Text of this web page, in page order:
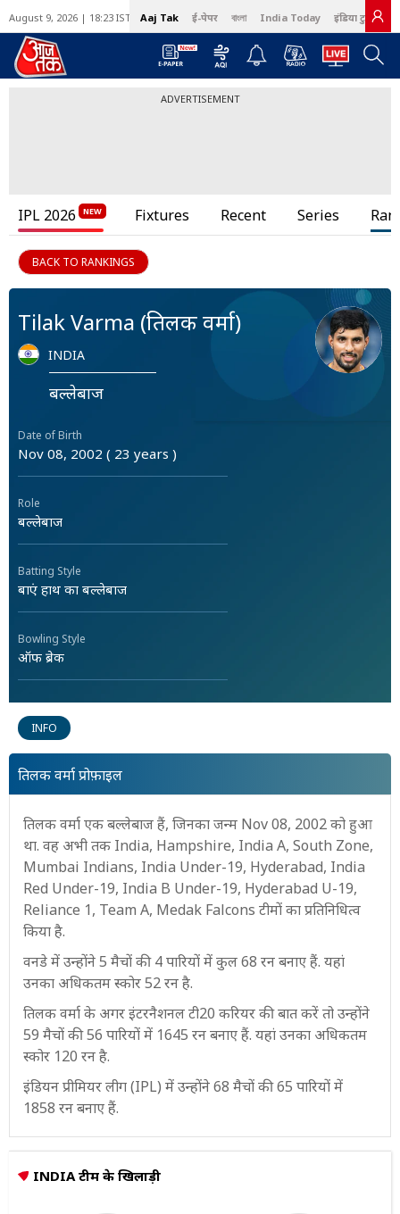
August 9, 2026 | 18:23 IST Aaj Tak ई-पेपर বাংলা India Today इंडिया टुडे हिंदी
ADVERTISEMENT
IPL 2026 Fixtures Recent Series
BACK TO RANKINGS
Tilak Varma (तिलक वर्मा)
INDIA
बल्लेबाज
Date of Birth
Nov 08, 2002 ( 23 years )
Role
बल्लेबाज
Batting Style
बाएं हाथ का बल्लेबाज
Bowling Style
ऑफ ब्रेक
INFO
तिलक वर्मा प्रोफ़ाइल
तिलक वर्मा एक बल्लेबाज हैं, जिनका जन्म Nov 08, 2002 को हुआ
था. वह अभी तक India, Hampshire, India A, South Zone,
Mumbai Indians, India Under-19, Hyderabad, India
Red Under-19, India B Under-19, Hyderabad U-19,
Reliance 1, Team A, Medak Falcons टीमों का प्रतिनिधित्व
किया है.
वनडे में उन्होंने 5 मैचों की 4 पारियों में कुल 68 रन बनाए हैं. यहां
उनका अधिकतम स्कोर 52 रन है.
तिलक वर्मा के अगर इंटरनैशनल टी20 करियर की बात करें तो उन्होंने
59 मैचों की 56 पारियों में 1645 रन बनाए हैं. यहां उनका अधिकतम
स्कोर 120 रन है.
इंडियन प्रीमियर लीग (IPL) में उन्होंने 68 मैचों की 65 पारियों में
1858 रन बनाए हैं.
INDIA टीम के खिलाड़ी